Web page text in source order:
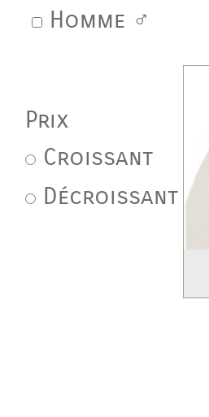
Homme ♂
Prix
Croissant
Décroissant